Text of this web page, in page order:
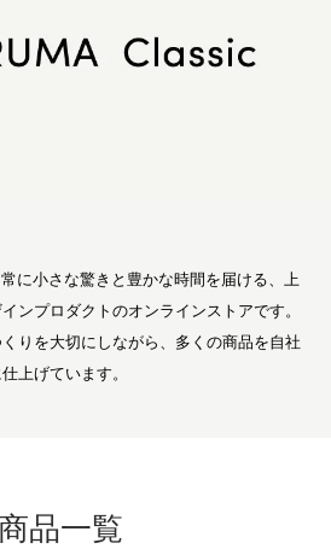
に小さな驚きと豊かな時間を届ける、上
ンプロダクトのオンラインストアです。
りを大切にしながら、多くの商品を自社
上げています。
品一覧